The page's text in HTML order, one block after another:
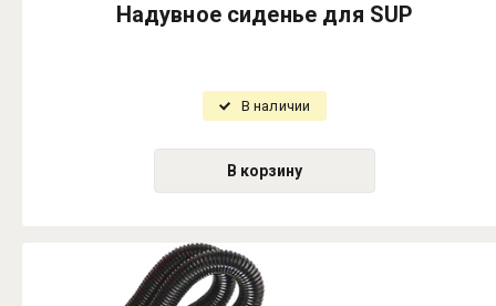
Надувное сиденье для SUP
В наличии
В корзину